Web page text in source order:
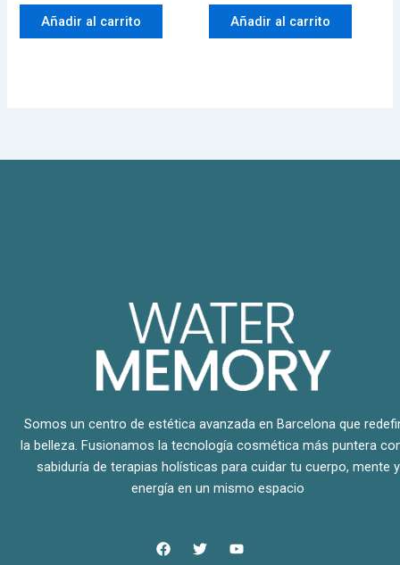
Añadir al carrito Añadir al carrito
Somos un centro de estética avanzada en Barcelona que
la belleza. Fusionamos la tecnología cosmética más puntera
sabiduría de terapias holísticas para cuidar tu cuerpo, mente y
energía en un mismo espacio
F
a
T
w
Y
o